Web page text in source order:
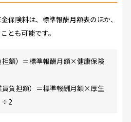
保険料は、標準報酬月額表のほか、
とも可能です。
額）＝標準報酬月額×健康保険
負担額）＝標準報酬月額×厚生
÷2